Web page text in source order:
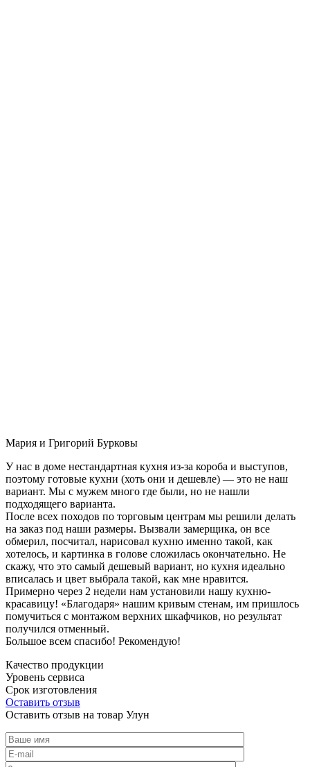
Мария и Григорий Бурковы
У нас в доме нестандартная кухня из-за короба и выступов,
поэтому готовые кухни (хоть они и дешевле) — это не наш
вариант. Мы с мужем много где были, но не нашли
подходящего варианта.
После всех походов по торговым центрам мы решили делать
на заказ под наши размеры. Вызвали замерщика, он все
обмерил, посчитал, нарисовал кухню именно такой, как
хотелось, и картинка в голове сложилась окончательно. Не
скажу, что это самый дешевый вариант, но кухня идеально
вписалась и цвет выбрала такой, как мне нравится.
Примерно через 2 недели нам установили нашу кухню-
красавицу! «Благодаря» нашим кривым стенам, им пришлось
помучиться с монтажом верхних шкафчиков, но результат
получился отменный.
Большое всем спасибо! Рекомендую!
Качество продукции
Уровень сервиса
Срок изготовления
Оставить отзыв
Оставить отзыв на товар Улун